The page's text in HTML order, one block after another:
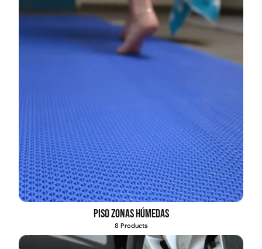
Piso zonas húmedas
8 Products